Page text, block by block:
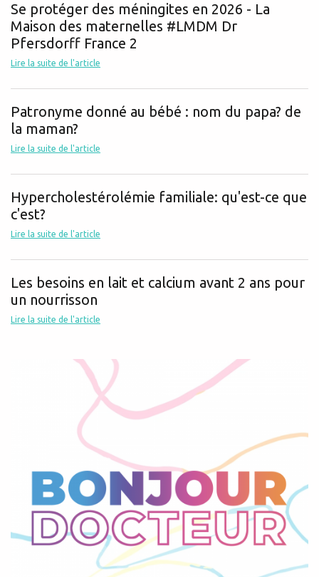
Se protéger des méningites en 2026 - La
Maison des maternelles #LMDM Dr
Pfersdorff France 2
Lire la suite de l'article
Patronyme donné au bébé : nom du papa? de
la maman?
Lire la suite de l'article
Hypercholestérolémie familiale: qu'est-ce que
c'est?
Lire la suite de l'article
Les besoins en lait et calcium avant 2 ans pour
un nourrisson
Lire la suite de l'article